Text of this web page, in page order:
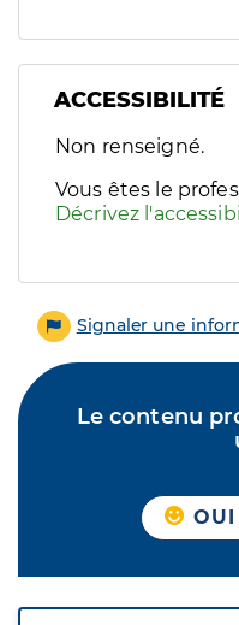
ACCESSIBILITÉ
Filtres
Sélectionnez un ou
Non renseigné.
Vous êtes le
Décrivez
Signaler une
Le contenu
OUI